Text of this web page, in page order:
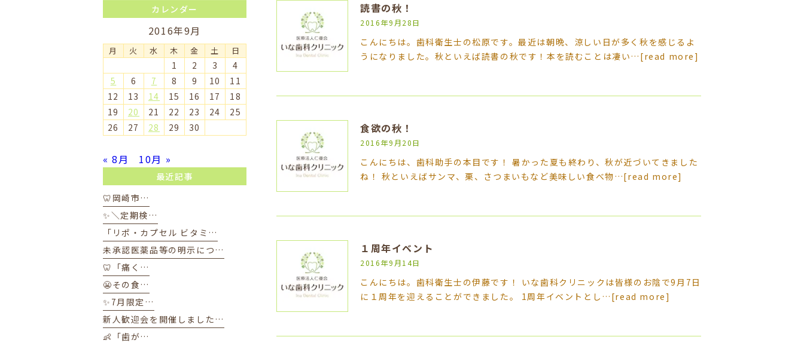
読書の秋！
2016年9月28日
こんにちは。歯科衛生士の松原です。最近は朝晩、涼しい日が多く秋を感じるよ
うになりました。秋といえば読書の秋です！本を読むことは凄い… [read more]
食欲の秋！
2016年9月20日
こんにちは、歯科助手の本目です！ 暑かった夏も終わり、秋が近づいてきました
ね！ 秋といえばサンマ、栗、さつまいもなど美味しい食べ物…[read more]
１周年イベント
2016年9月14日
こんにちは。歯科衛生士の伊藤です！ いな歯科クリニックは皆様のお陰で9月7日
に１周年を迎えることができました。 1周年イベントとし… [read more]
カレンダー
2016年9月
月 火 水 木 金 土 日
1 2 3
4
5
6 7 8 9 10
11
12
13 14 15 16 17
18
19
20 21 22 23 24
25
26
27 28 29 30
« 8月 10月 »
最近記事
🦷岡崎市…
✨＼定期検…
「リポ・カプセル ビタミ…
未承認医薬品等の明示につ…
🦷「痛く…
😬その食…
✨7月限定…
新人歓迎会を開催しました…
👶「歯が…